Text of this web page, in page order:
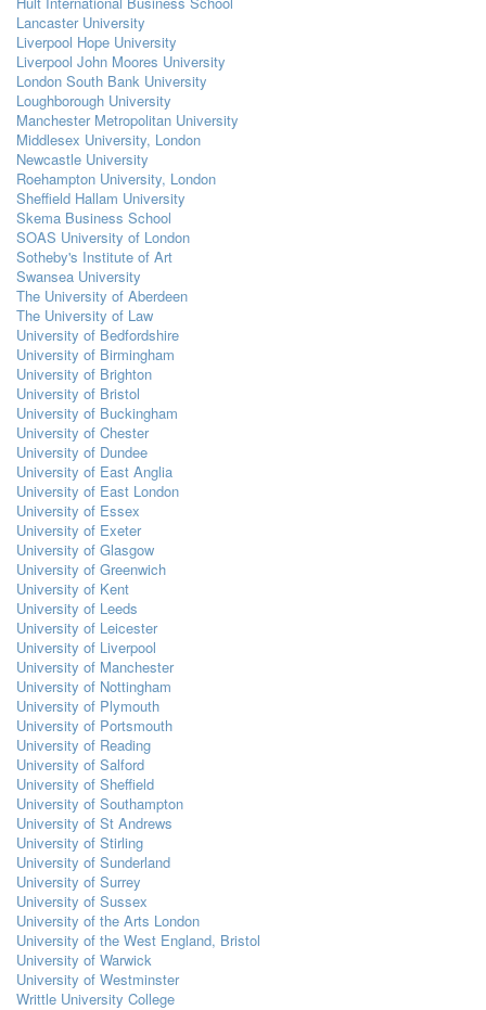
Lancaster University
Liverpool Hope University
Liverpool John Moores University
London South Bank University
Loughborough University
Manchester Metropolitan University
Middlesex University, London
Newcastle University
Roehampton University, London
Sheffield Hallam University
Skema Business School
SOAS University of London
Sotheby's Institute of Art
Swansea University
The University of Aberdeen
The University of Law
University of Bedfordshire
University of Birmingham
University of Brighton
University of Bristol
University of Buckingham
University of Chester
University of Dundee
University of East Anglia
University of East London
University of Essex
University of Exeter
University of Glasgow
University of Greenwich
University of Kent
University of Leeds
University of Leicester
University of Liverpool
University of Manchester
University of Nottingham
University of Plymouth
University of Portsmouth
University of Reading
University of Salford
University of Sheffield
University of Southampton
University of St Andrews
University of Stirling
University of Sunderland
University of Surrey
University of Sussex
University of the Arts London
University of the West England, Bristol
University of Warwick
University of Westminster
Writtle University College